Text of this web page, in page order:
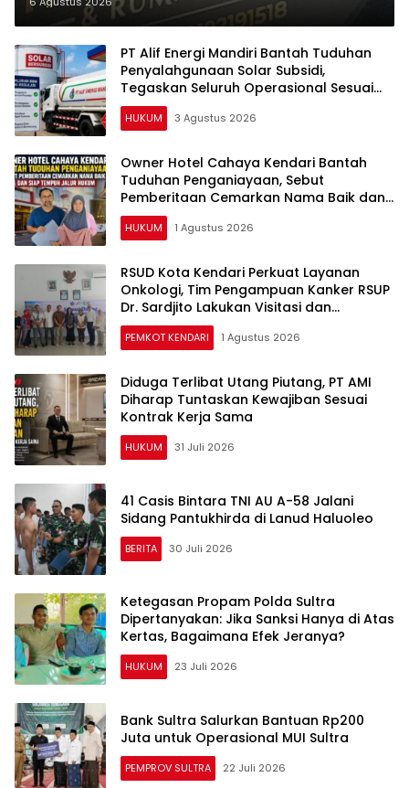
Perizinan Rumah Pijat Utami
PT Alif Energi Mandiri Bantah Tuduhan
Penyalahgunaan Solar Subsidi,
Tegaskan Seluruh Operasional Sesuai
Regulasi
HUKUM 3 Agustus 2026
Owner Hotel Cahaya Kendari Bantah
Tuduhan Penganiayaan, Sebut
Pemberitaan Cemarkan Nama Baik dan
Siap Tempuh Jalur Hukum
HUKUM 1 Agustus 2026
RSUD Kota Kendari Perkuat Layanan
Onkologi, Tim Pengampuan Kanker RSUP
Dr. Sardjito Lakukan Visitasi dan
Monitoring
PEMKOT KENDARI 1 Agustus 2026
Diduga Terlibat Utang Piutang, PT AMI
Diharap Tuntaskan Kewajiban Sesuai
Kontrak Kerja Sama
HUKUM 31 Juli 2026
41 Casis Bintara TNI AU A-58 Jalani
Sidang Pantukhirda di Lanud Haluoleo
BERITA 30 Juli 2026
Ketegasan Propam Polda Sultra
Dipertanyakan: Jika Sanksi Hanya di Atas
Kertas, Bagaimana Efek Jeranya?
HUKUM 23 Juli 2026
Bank Sultra Salurkan Bantuan Rp200
Juta untuk Operasional MUI Sultra
PEMPROV SULTRA 22 Juli 2026